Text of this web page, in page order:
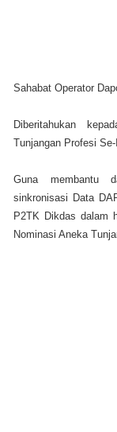
Sahabat Operator
Diberitahukan
Tunjangan Profesi Se-
Guna membantu
sinkronisasi Data
P2TK Dikdas dalam
Nominasi Aneka